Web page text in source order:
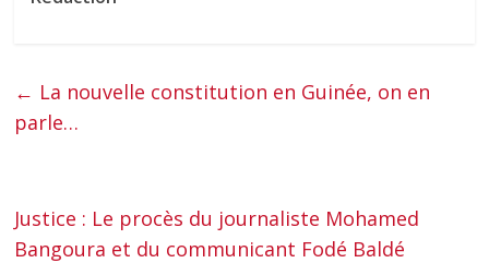
← La nouvelle constitution en Guinée, on en
parle…
Justice : Le procès du journaliste Mohamed
Bangoura et du communicant Fodé Baldé